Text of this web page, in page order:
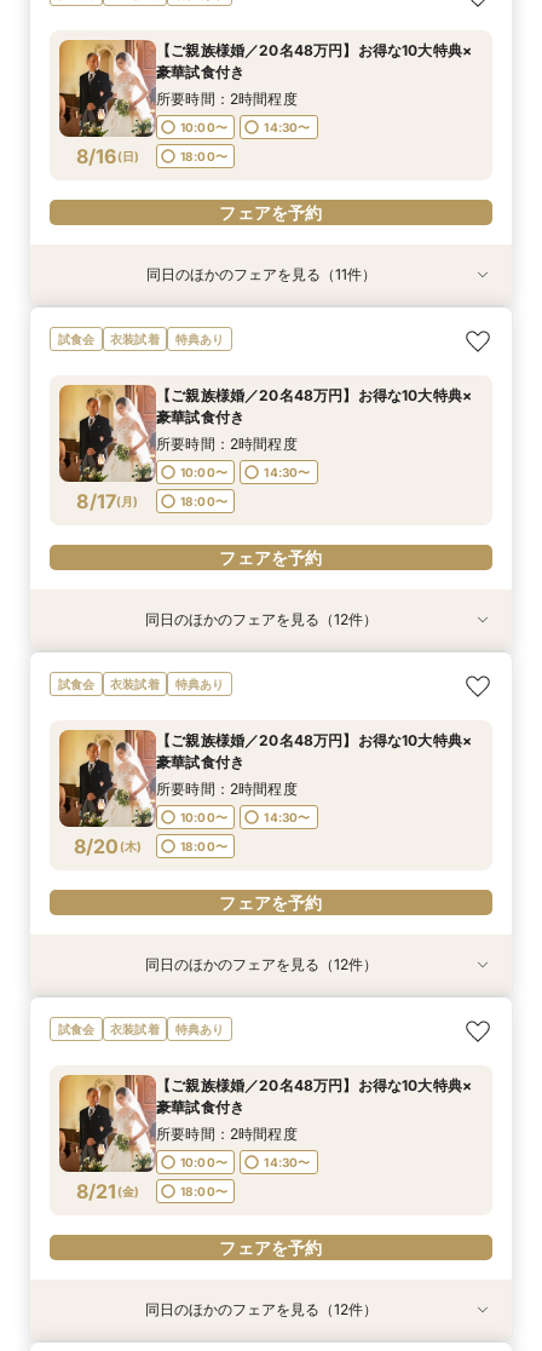
8/15( 土 )
華試食付き
10:00〜
18:00〜
フェアを予約
8/15( 土 )
華試食付きも
10:00〜
18:00〜
フェアを予約
8/15( 土 )
豪華試食付き
10:00〜
18:00〜
フェアを予約
8/15( 土 )
数×試食付き
10:00〜
18:00〜
フェアを予約
8/15( 土 )
特典×試食付き
10:00〜
18:00〜
フェアを予約
8/15( 土 )
×豪華試食
10:00〜
18:00〜
フェアを予約
8/15( 土 )
豪華試食
10:00〜
18:00〜
フェアを予約
8/15( 土 )
華試食
10:00〜
18:00〜
フェアを予約
8/15( 土 )
豪華試食付き
10:00〜
18:00〜
フェアを予約
8/15( 土 )
大特典
18:00〜
フェアを予約
8/15( 土 )
食付フェア
10:00〜
19:00〜
フェアを予約
8/15( 土 )
ニューアル記念◆
10:00〜
19:00〜
フェアを予約
8/16(日)
【ご親族様婚／20名48万円】お得な10大特典×
豪華試食付き
所要時間：2時間程度
10:00〜
14:30〜
18:00〜
フェアを予約
衣装試着 特典あり
8/16( 日 )
【ご家族婚／10名38万円】お得な10大特典×豪
華試食付き
10:00〜
18:00〜
フェアを予約
衣装試着 特典あり
8/16( 日 )
【フォト婚／衣裳込13万円】お得な10大特典×豪
華試食付きも
10:00〜
18:00〜
フェアを予約
衣装試着 特典あり
8/16( 日 )
【パパママ婚／10名38万円】お得な10大特典×
豪華試食付き
10:00〜
18:00〜
フェアを予約
衣装試着 特典あり
8/16( 日 )
【お得な宿泊プレゼントプラン】10大特典×少人
数×試食付き
10:00〜
18:00〜
フェアを予約
衣装試着 特典あり
8/16( 日 )
【会費婚／50名様40万円／2部制も可】お得な
特典×試食付き
10:00〜
18:00〜
フェアを予約
衣装試着
8/16( 日 )
【和婚＆神社婚／20名48万円】お得な10大特典
×豪華試食
10:00〜
18:00〜
フェアを予約
衣装試着 特典あり
8/16( 日 )
【五社神社婚／100万相当がお得に】10大特典×
豪華試食
10:00〜
18:00〜
フェアを予約
衣装試着 特典あり
8/16( 日 )
【コスパ婚／30名様100万円OFF】10大特典＆豪
華試食
10:00〜
18:00〜
フェアを予約
衣装試着 特典あり
8/16( 日 )
【挙式＋写真婚／25万円から】お得な10大特典×
豪華試食付き
10:00〜
18:00〜
フェアを予約
衣装試着 特典あり
8/16( 日 )
【オンライン相談OK！】ご自宅で完結相談×10
大特典
18:00〜
フェアを予約
衣装試着 特典あり
8/16( 日 )
【先着３組×日曜限定！】Amazon1万円×豪華３
万円試食付
10:00〜
19:00〜
フェアを予約
同日のほかのフェアを見る（11件）
試食会 衣装試着 特典あり
8/17(月)
【ご親族様婚／20名48万円】お得な10大特典×
豪華試食付き
所要時間：2時間程度
10:00〜
14:30〜
18:00〜
フェアを予約
衣装試着 特典あり
8/17( 月
【ご家族婚／10名38万円】お得な10大特典×豪
華試食付き
10:00〜
18:00〜
フェアを予約
衣装試着 特典あり
8/17( 月
【フォト婚／衣裳込13万円】お得な10大特典×豪
華試食付きも
10:00〜
18:00〜
フェアを予約
衣装試着 特典あり
8/17( 月
【パパママ婚／10名38万円】お得な10大特典×
豪華試食付き
10:00〜
18:00〜
フェアを予約
衣装試着 特典あり
8/17( 月
【お得な宿泊プレゼントプラン】10大特典×少人
数×試食付き
10:00〜
18:00〜
フェアを予約
衣装試着 特典あり
8/17( 月
【会費婚／50名様40万円／2部制も可】お得な
特典×試食付き
10:00〜
18:00〜
フェアを予約
衣装試着
8/17( 月
【和婚＆神社婚／20名48万円】お得な10大特典
×豪華試食
10:00〜
18:00〜
フェアを予約
衣装試着 特典あり
8/17( 月
【五社神社婚／100万相当がお得に】10大特典×
豪華試食
10:00〜
18:00〜
フェアを予約
衣装試着 特典あり
8/17( 月
【コスパ婚／30名様100万円OFF】10大特典＆豪
華試食
10:00〜
18:00〜
フェアを予約
衣装試着 特典あり
8/17( 月
【挙式＋写真婚／25万円から】お得な10大特典×
豪華試食付き
10:00〜
18:00〜
フェアを予約
衣装試着 特典あり
8/17( 月
【平日見学限定】宿泊プレゼントプラン×10大特
典×豪華試食
10:00〜
14:00〜
16:00〜
18:00〜
衣装試着 特典あり
8/17( 月
【オンライン相談OK！】ご自宅で完結相談×10
大特典
18:00〜
フェアを予約
衣装試着 特典あり
8/17( 月
【仕事帰り×贅沢試食】平日夜のよくばり見学＆
10大特典フェア
17:00〜
19:00〜
フェアを予約
同日のほかのフェアを見る（12件）
試食会 衣装試着 特典あり
8/20 (木)
【ご親族様婚／20名48万円】お得な10大特典×
豪華試食付き
所要時間：2時間程度
10:00〜
14:30〜
18:00〜
フェアを予約
衣装試着 特典あり
8/20 (木 )
【ご家族婚／10名38万円】お得な10大特典×豪
華試食付き
10:00〜
18:00〜
フェアを予約
衣装試着 特典あり
8/20 (木 )
【フォト婚／衣裳込13万円】お得な10大特典×豪
華試食付きも
10:00〜
18:00〜
フェアを予約
衣装試着 特典あり
8/20 (木 )
【パパママ婚／10名38万円】お得な10大特典×
豪華試食付き
10:00〜
18:00〜
フェアを予約
衣装試着 特典あり
8/20 (木 )
【お得な宿泊プレゼントプラン】10大特典×少人
数×試食付き
10:00〜
18:00〜
フェアを予約
衣装試着 特典あり
8/20 (木 )
【会費婚／50名様40万円／2部制も可】お得な
特典×試食付き
10:00〜
18:00〜
フェアを予約
衣装試着
8/20 (木 )
【和婚＆神社婚／20名48万円】お得な10大特典
×豪華試食
10:00〜
18:00〜
フェアを予約
衣装試着 特典あり
8/20 (木 )
【五社神社婚／100万相当がお得に】10大特典×
豪華試食
10:00〜
18:00〜
フェアを予約
衣装試着 特典あり
8/20 (木 )
【コスパ婚／30名様100万円OFF】10大特典＆豪
華試食
10:00〜
18:00〜
フェアを予約
衣装試着 特典あり
8/20 (木 )
【挙式＋写真婚／25万円から】お得な10大特典×
豪華試食付き
10:00〜
18:00〜
フェアを予約
衣装試着 特典あり
8/20 (木 )
【平日見学限定】宿泊プレゼントプラン×10大特
典×豪華試食
10:00〜
14:00〜
16:00〜
18:00〜
衣装試着 特典あり
8/20 (木 )
【オンライン相談OK！】ご自宅で完結相談×10
大特典
18:00〜
フェアを予約
衣装試着 特典あり
8/20 (木 )
【仕事帰り×贅沢試食】平日夜のよくばり見学＆
10大特典フェア
17:00〜
19:00〜
フェアを予約
同日のほかのフェアを見る（12件）
試食会 衣装試着 特典あり
8/21 (金)
【ご親族様婚／20名48万円】お得な10大特典×
豪華試食付き
所要時間：2時間程度
10:00〜
14:30〜
18:00〜
フェアを予約
衣装試着 特典あり
衣装試着 特典あり
衣装試着 特典あり
衣装試着 特典あり
衣装試着 特典あり
衣装試着
衣装試着 特典あり
衣装試着 特典あり
衣装試着 特典あり
衣装試着 特典あり
衣装試着 特典あり
衣装試着 特典あり
同日のほかのフェアを見る（12件）